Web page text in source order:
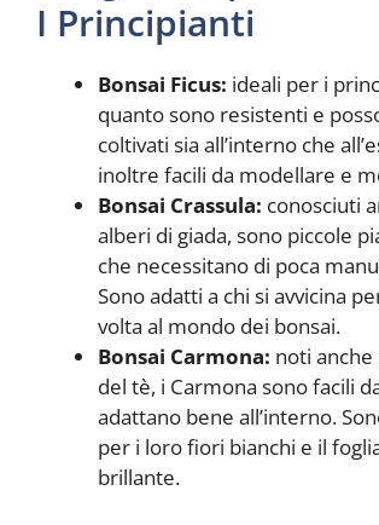
I Principianti
Bonsai Ficus: ideali per i
quanto sono resistenti e
coltivati sia all’interno che
inoltre facili da modellare e
Bonsai Crassula: conosciuti
alberi di giada, sono piccole
che necessitano di poca
Sono adatti a chi si avvicina
volta al mondo dei bonsai.
Bonsai Carmona: noti
del tè, i Carmona sono facili
adattano bene all’interno.
per i loro fiori bianchi e il
brillante.